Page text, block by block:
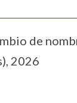
de
2026